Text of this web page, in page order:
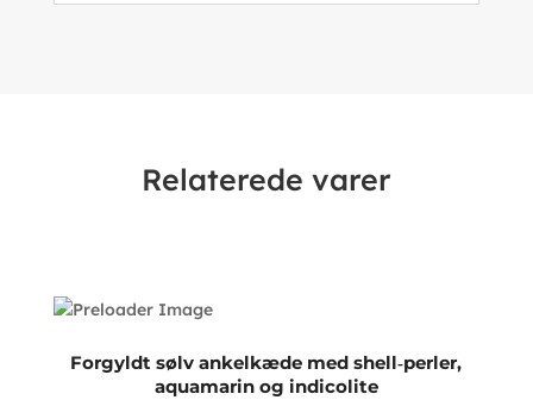
Relaterede varer
Forgyldt sølv ankelkæde med shell‑perler,
aquamarin og indicolite